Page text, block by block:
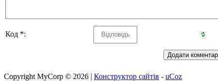
Код *:
Copyright MyCorp © 2026 | Конструктор сайтів - uCoz